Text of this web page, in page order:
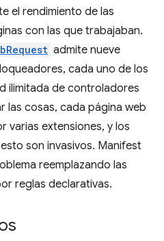
el rendimiento de las
con las que trabajaban.
admite nueve
cada uno de los
ilimitada de controladores
las cosas, cada página web
varias extensiones, y los
son invasivos. Manifest
reemplazando las
reglas declarativas.